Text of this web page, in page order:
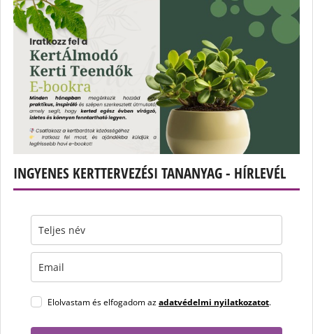
INGYENES KERTTERVEZÉSI TANANYAG - HÍRLEVÉL
Elolvastam és elfogadom azadatvédelmi nyilatkozatot.